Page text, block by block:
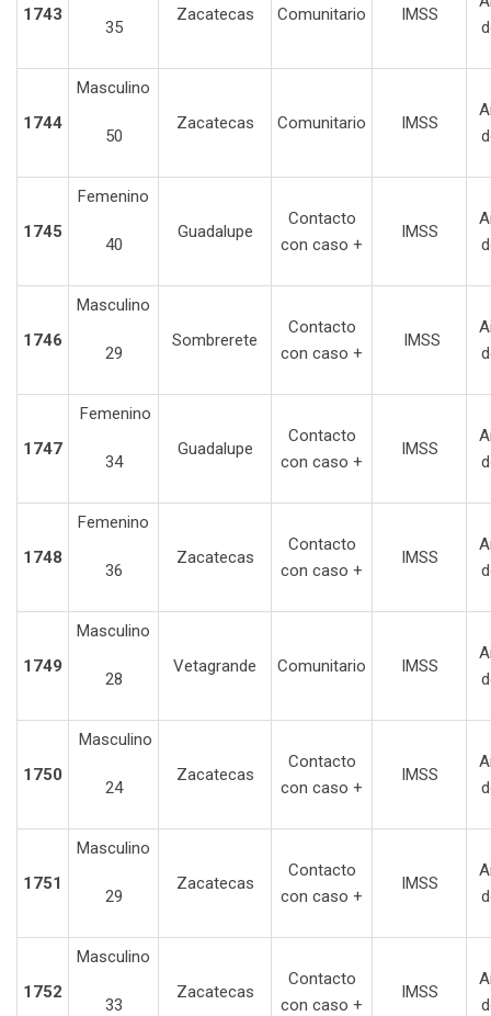
1743
35
Zacatecas Comunitario IMSS
1744
Masculino
50
Zacatecas Comunitario IMSS
1745
Femenino
40
Guadalupe
Contacto
con caso +
IMSS
1746
Masculino
29
Sombrerete
Contacto
con caso +
IMSS
1747
Femenino
34
Guadalupe
Contacto
con caso +
IMSS
1748
Femenino
36
Zacatecas
Contacto
con caso +
IMSS
1749
Masculino
28
Vetagrande Comunitario IMSS
1750
Masculino
24
Zacatecas
Contacto
con caso +
IMSS
1751
Masculino
29
Zacatecas
Contacto
con caso +
IMSS
1752
Masculino
33
Zacatecas
Contacto
con caso +
IMSS